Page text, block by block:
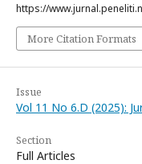
https://
More Citation Formats
Issue
Vol 11 No 6.D (2025):
Section
Full Articles